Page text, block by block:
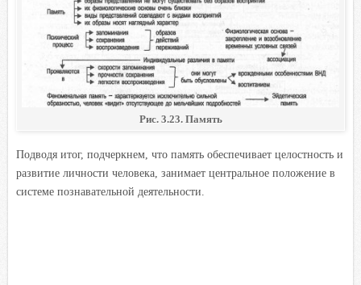
Рис. 3.23. Память
Подводя итог, подчеркнем, что память обеспечивает целостность и
развитие личности человека, занимает центральное положение в
системе познавательной деятельности.